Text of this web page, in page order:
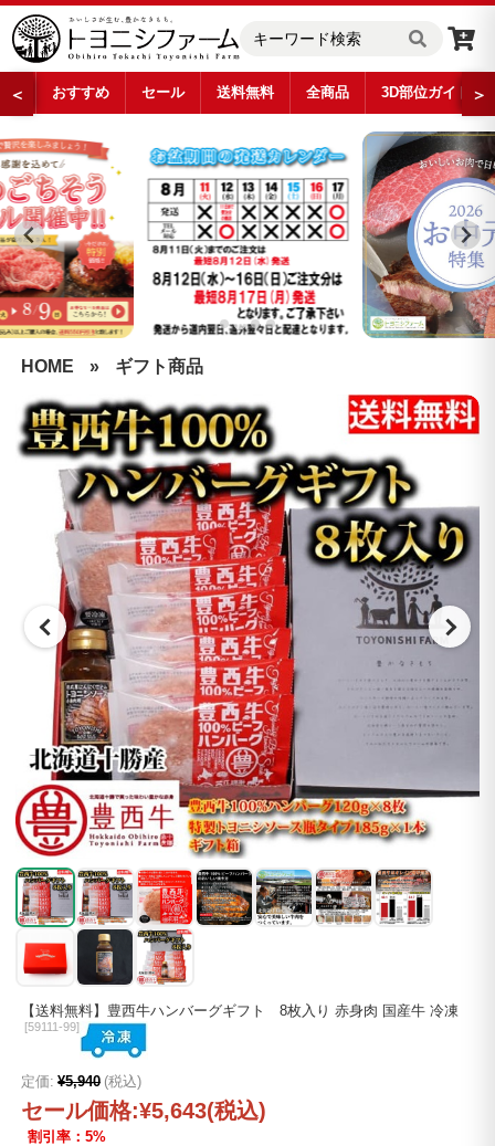
＜ おすすめ セール 送料無料 全商品 3D部位ガイド ＞
HOME » ギフト商品
【送料無料】豊西牛ハンバーグギフト 8枚入り 赤身肉 国産牛 冷凍
[59111-99]
定価: ¥5,940 (税込)
セール価格:¥5,643(税込)
割引率：5%